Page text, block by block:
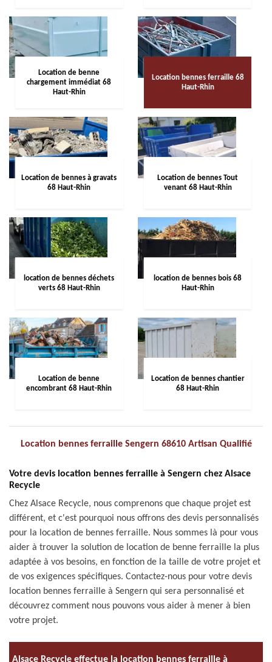
Location de benne
chargement immédiat 68
Haut-Rhin
Location bennes ferraille 68
Haut-Rhin
Location de bennes à gravats
68 Haut-Rhin
Location de bennes Tout
venant 68 Haut-Rhin
location de bennes déchets
verts 68 Haut-Rhin
location de bennes bois 68
Haut-Rhin
Location de benne
encombrant 68 Haut-Rhin
Location de bennes chantier
68 Haut-Rhin
Location bennes ferraille Sengern 68610 Artisan Qualifié
Votre devis location bennes ferraille à Sengern chez Alsace
Recycle
Chez Alsace Recycle, nous comprenons que chaque projet est
différent, et c'est pourquoi nous offrons des devis personnalisés
pour la location de bennes ferraille. Nous sommes là pour vous
aider à trouver la solution de location de benne ferraille la plus
adaptée à vos besoins, en fonction de la taille de votre projet et
de vos exigences spécifiques. Contactez-nous pour votre devis
location bennes ferraille à Sengern qui sera personnalisé et
découvrez comment nous pouvons vous aider à mener à bien
votre projet.
Alsace Recycle effectue la location bennes ferraille à